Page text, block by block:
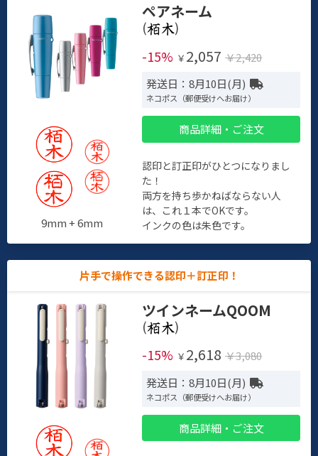
9mm + 6mm
ペアネーム
(
)
-15% ￥ 2,057 ￥2,420
発送日：8月10日(月)
ネコポス（郵便受けへお届け）
商品詳細・ご注文
認印と訂正印がひとつになりまし
た！
両方を持ち歩かねばならない人
は、これ１本でOKです。
インクの色は朱色です。
片手で操作できる認印＋訂正印！
ツインネームQOOM
(
)
-15% ￥ 2,618 ￥3,080
発送日：8月10日(月)
ネコポス（郵便受けへお届け）
商品詳細・ご注文